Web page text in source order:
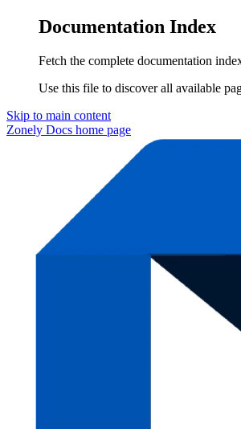
Documentation Index
Fetch the complete documentation
Use this file to discover all available
Skip to main content
Zonely Docs home page